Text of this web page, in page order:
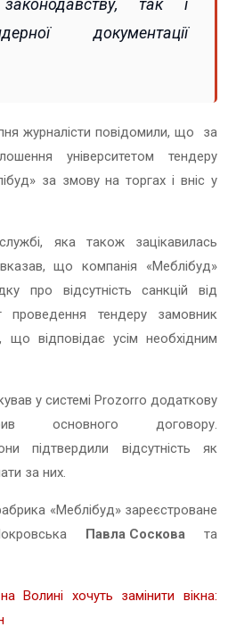
законодавству, так і
документації
журналісти повідомили, що за
університетом тендеру
за змову на торгах і вніс у
яка також зацікавилась
вказав, що компанія «Меблібуд»
про відсутність санкцій від
тендеру замовник
відповідає усім необхідним
у системі Prozorro додаткову
основного договору.
підтвердили відсутність як
за них.
«Меблібуд» зареєстроване
Павла Соскова та
Волині хочуть замінити вікна: